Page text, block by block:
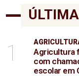
Federal
1
Agricultura
com
escolar em